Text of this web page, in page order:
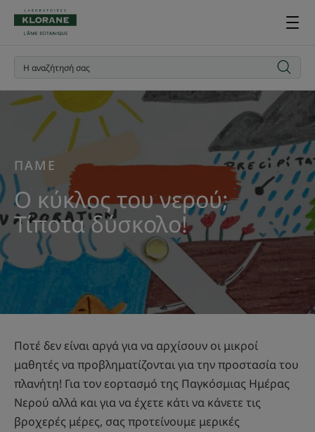
ΠΑΜΕ
Ο κύκλος του νερού;
Τίποτα δύσκολο!
Ποτέ δεν είναι αργά για να αρχίσουν οι μικροί
μαθητές να προβληματίζονται για την προστασία του
πλανήτη! Για τον εορτασμό της Παγκόσμιας Ημέρας
Νερού αλλά και για να έχετε κάτι να κάνετε τις
βροχερές μέρες, σας προτείνουμε μερικές